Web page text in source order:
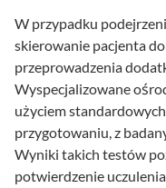
W przypadku
skierowanie pacjenta
przeprowadzenia
Wyspecjalizowane
użyciem
przygotowaniu, z
Wyniki takich testów
potwierdzenie